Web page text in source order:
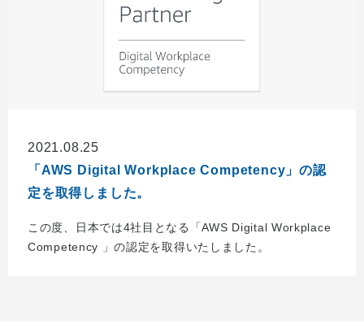
2021.08.25
「AWS Digital Workplace Competency」の認
定を取得しました。
この度、日本では4社目となる「AWS Digital Workplace
Competency 」の認定を取得いたしました。